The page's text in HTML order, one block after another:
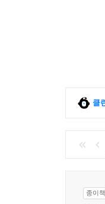
프레임,
· 캐릭터
· 보는
· 단순
클
종이책